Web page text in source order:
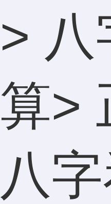
> 八
算>
八